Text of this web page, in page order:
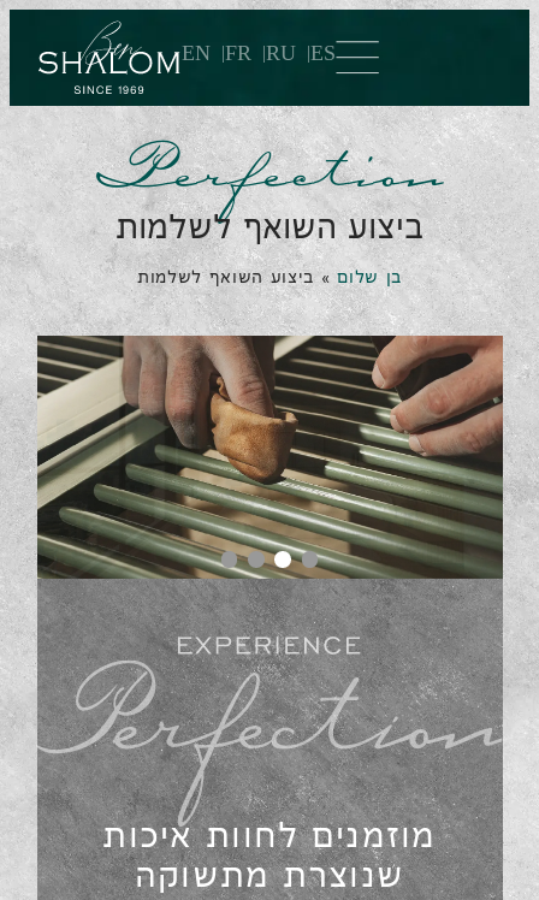
ES
RU
FR
EN
בן שלום»ביצוע השואף לשלמות
Perfection
ביצוע השואף לשלמות
מוזמנים לחוות איכות
שנוצרת מתשוקה